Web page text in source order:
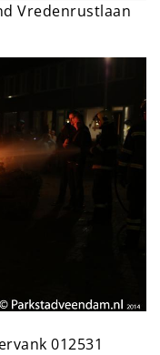
Vredenrustlaan
012531